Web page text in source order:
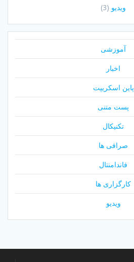
ویدیو (3)
آموزشی
اخبار
پاین اسکریپت
پست متنی
تکنیکال
صرافی ها
فاندامنتال
کارگزاری ها
ویدیو